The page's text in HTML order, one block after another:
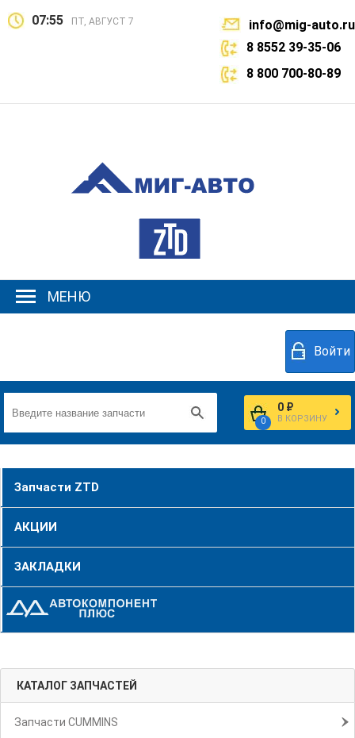
07:55 ПТ, АВГУСТ 7
info@mig-auto.ru
8 8552 39-35-06
8 800 700-80-89
МЕНЮ
Войти
0
0 ₽
В КОРЗИНУ
Запчасти ZTD
АКЦИИ
ЗАКЛАДКИ
КАТАЛОГ ЗАПЧАСТЕЙ
Запчасти CUMMINS